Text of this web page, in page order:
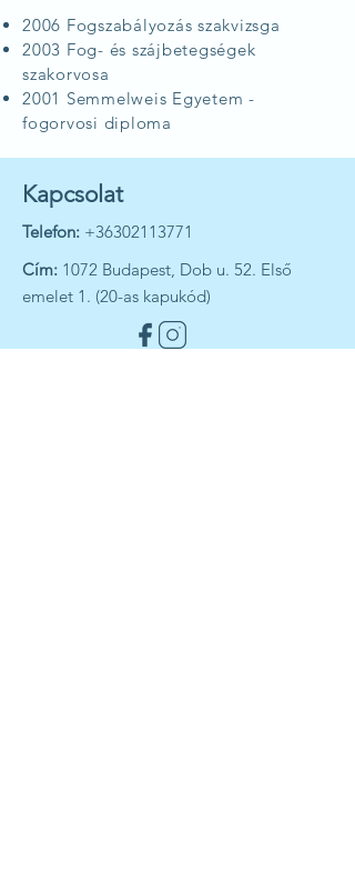
2006 Fogszabályozás szakvizsga
2003 Fog- és szájbetegségek
szakorvosa
2001 Semmelweis Egyetem -
fogorvosi diploma
Kapcsolat
Telefon: +36302113771
Cím: 1072 Budapest, Dob u. 52. Első
emelet 1. (20-as kapukód)